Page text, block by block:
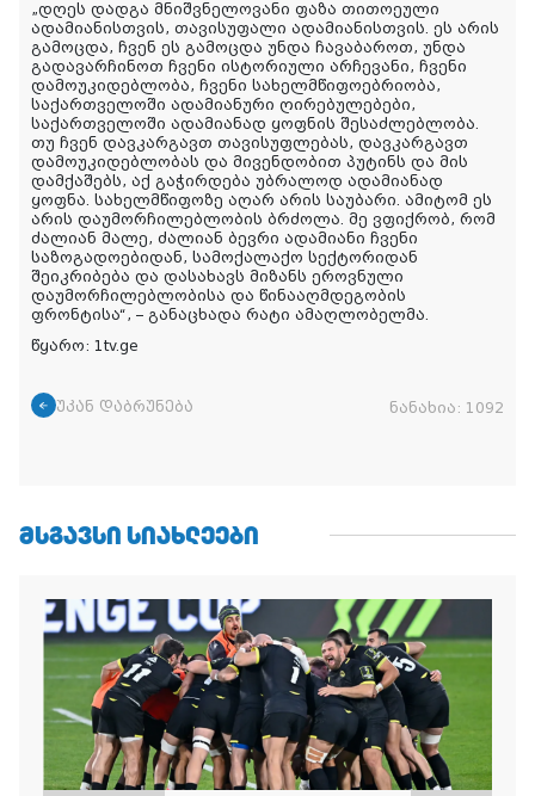
„დღეს დადგა მნიშვნელოვანი ფაზა თითოეული
ადამიანისთვის, თავისუფალი ადამიანისთვის. ეს არის
გამოცდა, ჩვენ ეს გამოცდა უნდა ჩავაბაროთ, უნდა
გადავარჩინოთ ჩვენი ისტორიული არჩევანი, ჩვენი
დამოუკიდებლობა, ჩვენი სახელმწიფოებრიობა,
საქართველოში ადამიანური ღირებულებები,
საქართველოში ადამიანად ყოფნის შესაძლებლობა.
თუ ჩვენ დავკარგავთ თავისუფლებას, დავკარგავთ
დამოუკიდებლობას და მივენდობით პუტინს და მის
დამქაშებს, აქ გაჭირდება უბრალოდ ადამიანად
ყოფნა. სახელმწიფოზე აღარ არის საუბარი. ამიტომ ეს
არის დაუმორჩილებლობის ბრძოლა. მე ვფიქრობ, რომ
ძალიან მალე, ძალიან ბევრი ადამიანი ჩვენი
საზოგადოებიდან, სამოქალაქო სექტორიდან
შეიკრიბება და დასახავს მიზანს ეროვნული
დაუმორჩილებლობისა და წინააღმდეგობის
ფრონტისა“, – განაცხადა რატი ამაღლობელმა.
წყარო: 1tv.ge
უკან დაბრუნება ნანახია: 1092
ᲛᲡᲒᲐᲕᲡᲘ ᲡᲘᲐᲮᲚᲔᲔᲑᲘ